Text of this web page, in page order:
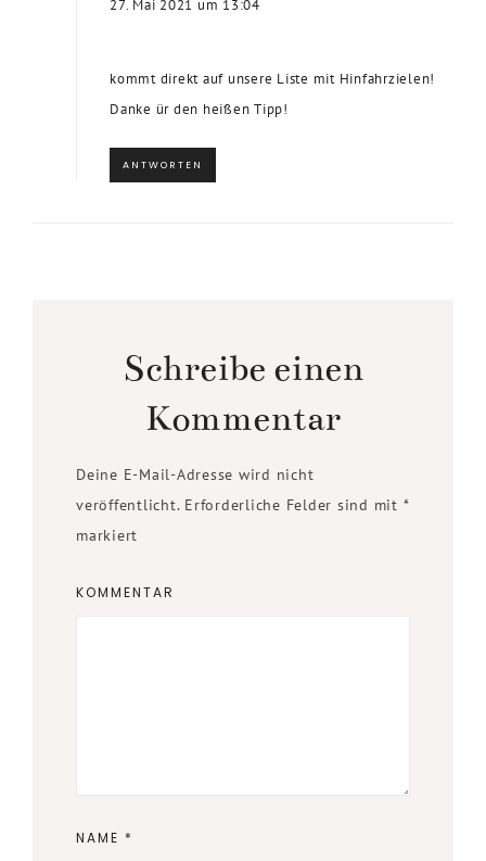
27. Mai 2021 um 13:04
kommt direkt auf unsere Liste mit Hinfahrzielen!
Danke ür den heißen Tipp!
ANTWORTEN
Schreibe einen
Kommentar
Deine E-Mail-Adresse wird nicht
veröffentlicht. Erforderliche Felder sind mit *
markiert
KOMMENTAR
NAME *